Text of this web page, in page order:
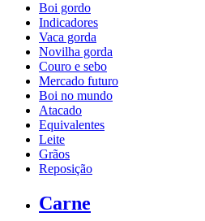
Boi gordo
Indicadores
Vaca gorda
Novilha gorda
Couro e sebo
Mercado futuro
Boi no mundo
Atacado
Equivalentes
Leite
Grãos
Reposição
Carne